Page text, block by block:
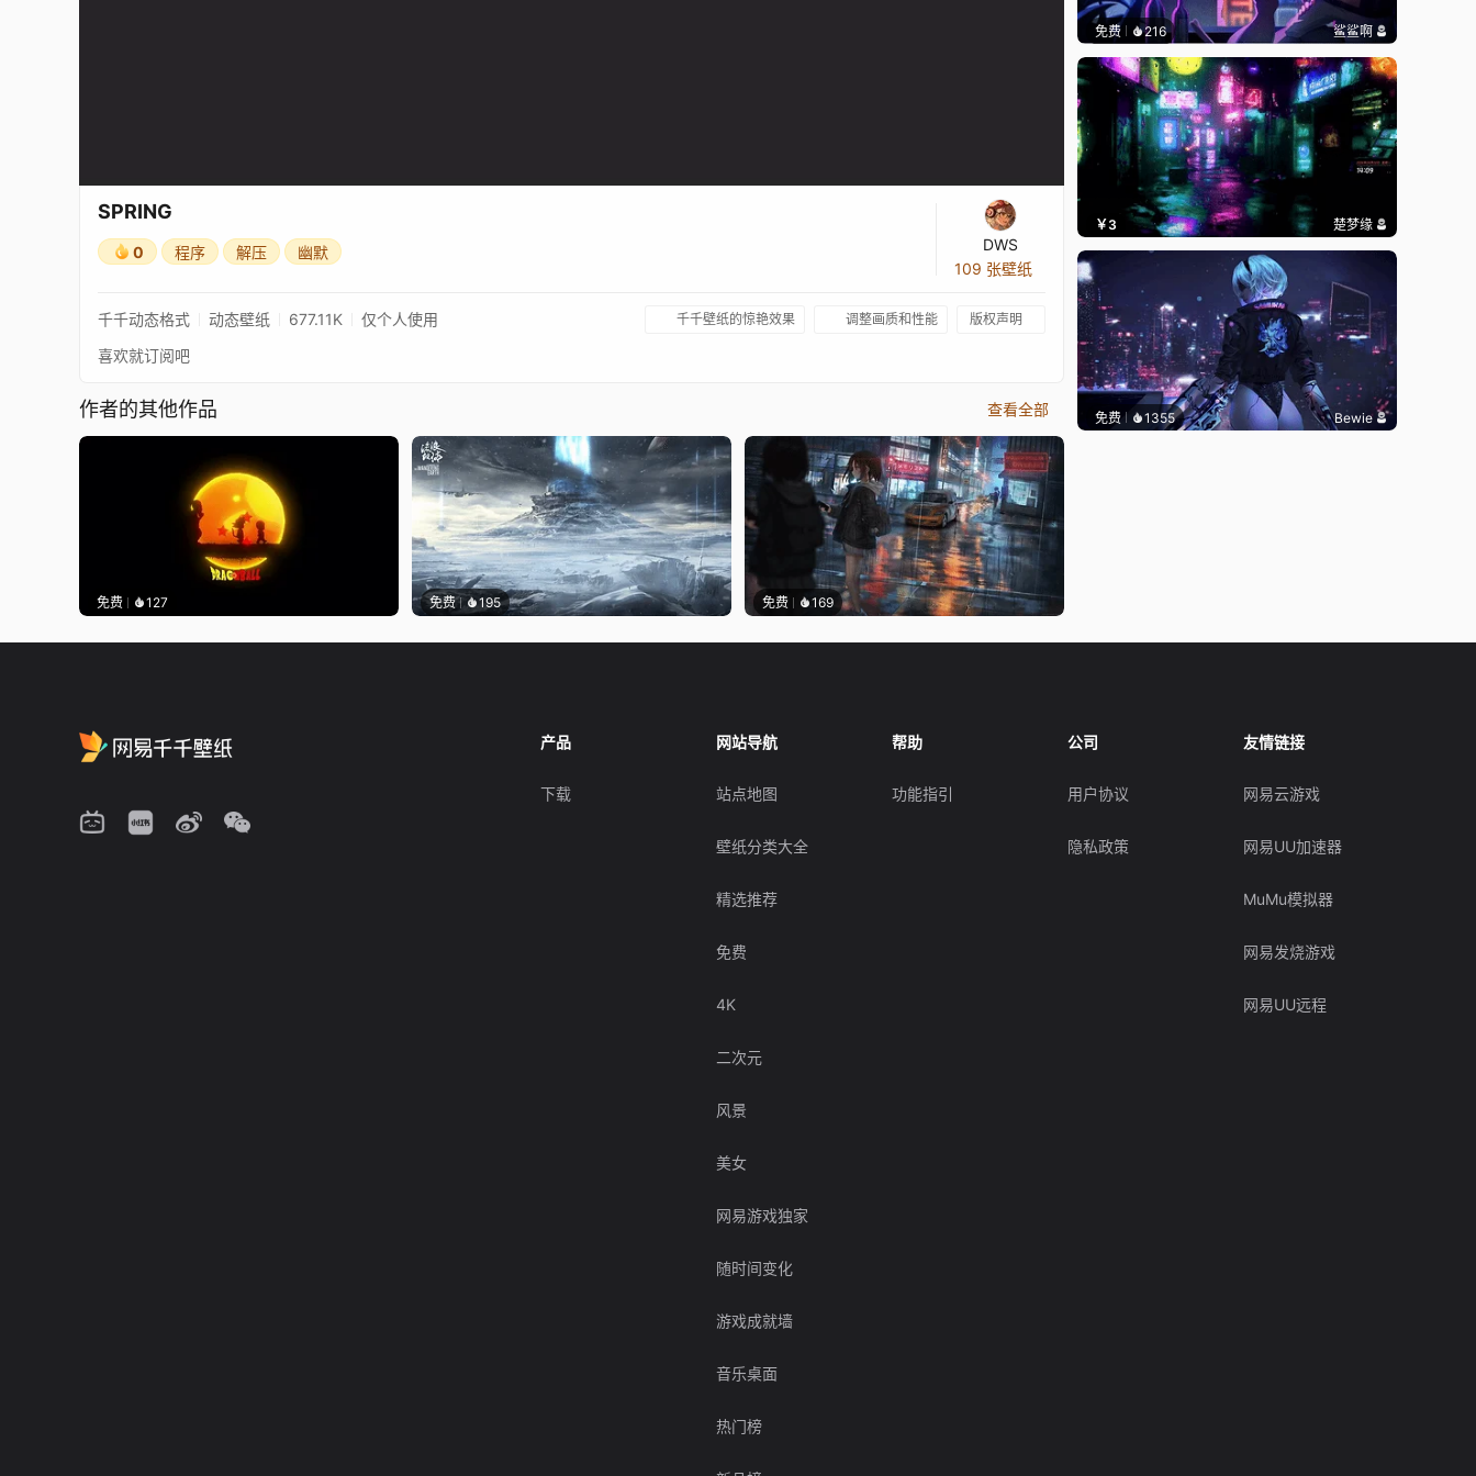
SPRING
0 程序 解压 幽默
DWS
109 张壁纸
千千动态格式 动态壁纸 677.11K 仅个人使用 千千壁纸的惊艳效果 调整画质和性能 版权声明
喜欢就订阅吧
作者的其他作品 查看全部
免费 127 免费 195 免费 169
免费 216 鲨鲨啊
￥3 楚梦缘
免费 1355 Bewie
产品
下载
网站导航
站点地图
壁纸分类大全
精选推荐
免费
4K
二次元
风景
美女
网易游戏独家
随时间变化
游戏成就墙
音乐桌面
热门榜
帮助
功能指引
公司
用户协议
隐私政策
友情链接
网易云游戏
网易UU加速器
MuMu模拟器
网易发烧游戏
网易UU远程